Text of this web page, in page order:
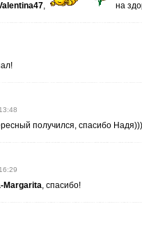
, на
получился, спасибо Надя)))
Margarita, спасибо!